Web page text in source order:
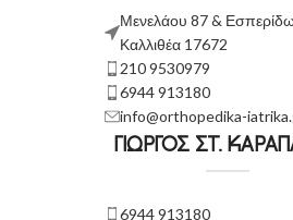
Μενελάου 87 &
Καλλιθέα 17672
210 9530979
6944 913180
info@orthopedika-
ΓΙΩΡΓΟΣ ΣΤ.
6944 913180